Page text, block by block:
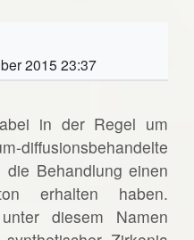
2015 23:37
in der Regel um
Behandlung einen
erhalten haben.
diesem Namen